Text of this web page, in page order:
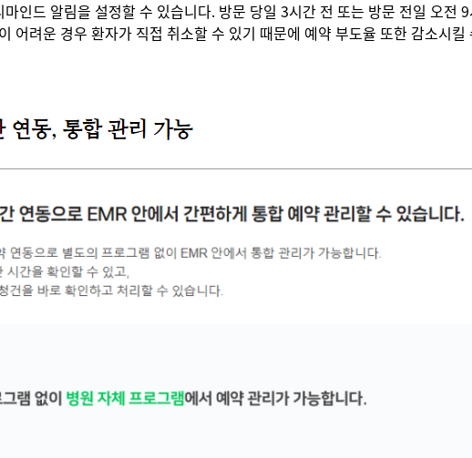
인드 알림을 설정할 수 있습니다. 방문 당일 3시간 전 또는 방문 전일 오전
어려운 경우 환자가 직접 취소할 수 있기 때문에 예약 부도율 또한 감소시킬